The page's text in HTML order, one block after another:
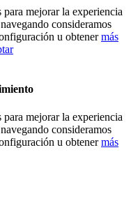
mejorar la experiencia
consideramos
u obtenermás
mejorar la experiencia
consideramos
u obtenermás